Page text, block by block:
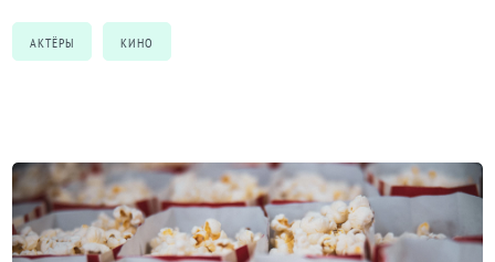
АКТЁРЫ КИНО